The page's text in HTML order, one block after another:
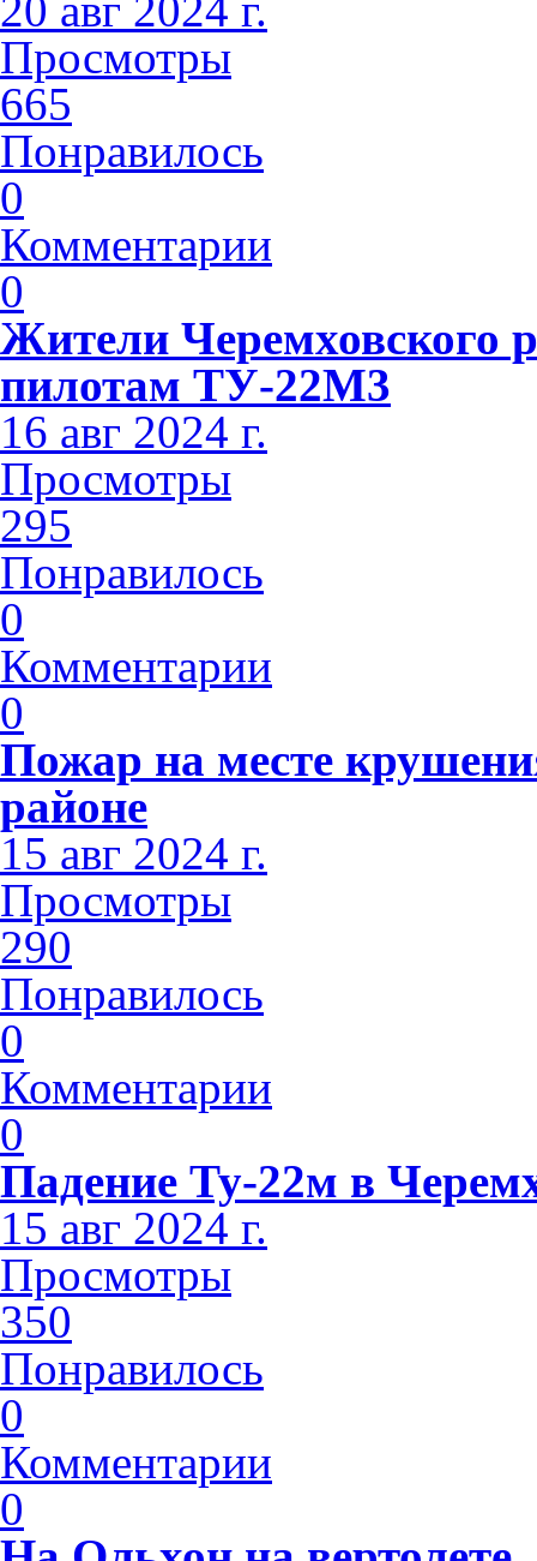
Просмотры
665
Понравилось
0
Комментарии
0
Жители Черемховского
пилотам ТУ-22М3
16 авг 2024 г.
Просмотры
295
Понравилось
0
Комментарии
0
Пожар на месте
районе
15 авг 2024 г.
Просмотры
290
Понравилось
0
Комментарии
0
Падение Ту-22м в
15 авг 2024 г.
Просмотры
350
Понравилось
0
Комментарии
0